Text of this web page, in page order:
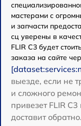
мастерами с
и запчасти
сц уверены в
FLIR С3 будет
заказа на сайте
выезде, если не
и сложного
привезет FLIR
доставит обратно.